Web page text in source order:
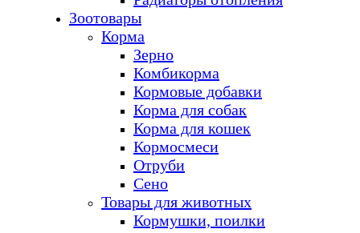
Зоотовары
Корма
Зерно
Комбикорма
Кормовые добавки
Корма для собак
Корма для кошек
Кормосмеси
Отруби
Сено
Товары для животных
Кормушки, поилки